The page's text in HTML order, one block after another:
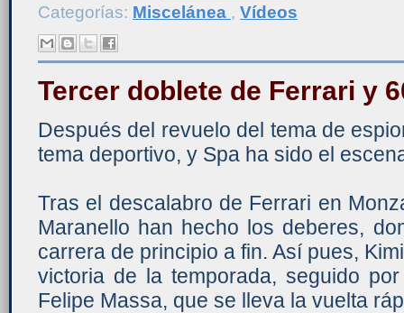
Categorías: Miscelánea , Vídeos
Tercer doblete de Ferrari y
Después del revuelo del tema de
tema deportivo, y Spa ha sido el
Tras el descalabro de Ferrari en
Maranello han hecho los deberes,
carrera de principio a fin. Así pues,
victoria de la temporada, seguido
Felipe Massa, que se lleva la vuelta